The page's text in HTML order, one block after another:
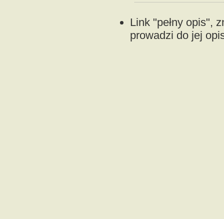
Link "pełny opis",
prowadzi do jej